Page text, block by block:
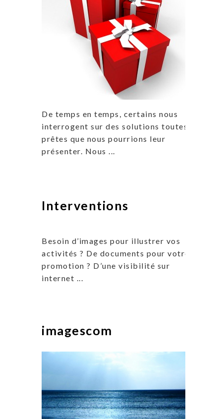
De temps en temps, certains nous
interrogent sur des solutions toutes
prêtes que nous pourrions leur
présenter. Nous ...
Interventions
Besoin d’images pour illustrer vos
activités ? De documents pour votre
promotion ? D’une visibilité sur
internet ...
imagescom